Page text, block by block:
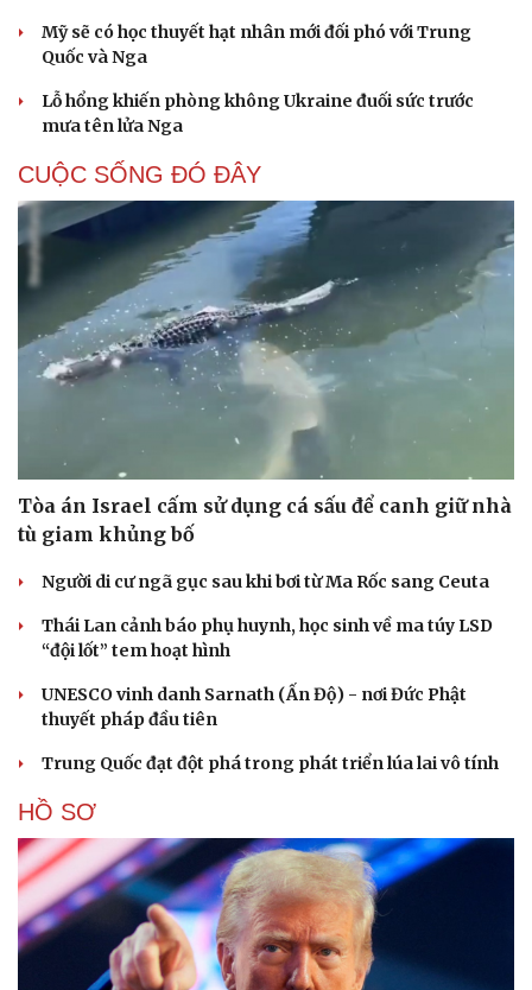
Mỹ sẽ có học thuyết hạt nhân mới đối phó với Trung
Quốc và Nga
Lỗ hổng khiến phòng không Ukraine đuối sức trước
mưa tên lửa Nga
CUỘC SỐNG ĐÓ ĐÂY
Tòa án Israel cấm sử dụng cá sấu để canh giữ nhà
tù giam khủng bố
Người di cư ngã gục sau khi bơi từ Ma Rốc sang Ceuta
Thái Lan cảnh báo phụ huynh, học sinh về ma túy LSD
“đội lốt” tem hoạt hình
UNESCO vinh danh Sarnath (Ấn Độ) - nơi Đức Phật
thuyết pháp đầu tiên
Trung Quốc đạt đột phá trong phát triển lúa lai vô tính
HỒ SƠ